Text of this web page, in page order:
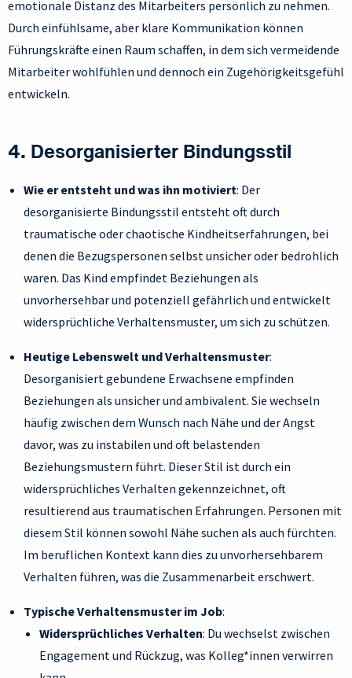
emotionale Distanz des Mitarbeiters persönlich zu nehmen.
Durch einfühlsame, aber klare Kommunikation können
Führungskräfte einen Raum schaffen, in dem sich vermeidende
Mitarbeiter wohlfühlen und dennoch ein Zugehörigkeitsgefühl
entwickeln.
4. Desorganisierter Bindungsstil
Wie er entsteht und was ihn motiviert: Der
desorganisierte Bindungsstil entsteht oft durch
traumatische oder chaotische Kindheitserfahrungen, bei
denen die Bezugspersonen selbst unsicher oder bedrohlich
waren. Das Kind empfindet Beziehungen als
unvorhersehbar und potenziell gefährlich und entwickelt
widersprüchliche Verhaltensmuster, um sich zu schützen.
Heutige Lebenswelt und Verhaltensmuster:
Desorganisiert gebundene Erwachsene empfinden
Beziehungen als unsicher und ambivalent. Sie wechseln
häufig zwischen dem Wunsch nach Nähe und der Angst
davor, was zu instabilen und oft belastenden
Beziehungsmustern führt. Dieser Stil ist durch ein
widersprüchliches Verhalten gekennzeichnet, oft
resultierend aus traumatischen Erfahrungen. Personen mit
diesem Stil können sowohl Nähe suchen als auch fürchten.
Im beruflichen Kontext kann dies zu unvorhersehbarem
Verhalten führen, was die Zusammenarbeit erschwert.
Typische Verhaltensmuster im Job:
Widersprüchliches Verhalten: Du wechselst zwischen
Engagement und Rückzug, was Kolleg*innen verwirren